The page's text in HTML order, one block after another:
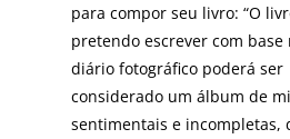
para compor seu livro: “O
pretendo escrever com base
diário fotográfico poderá ser
considerado um álbum de
sentimentais e incompletas,